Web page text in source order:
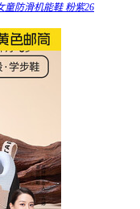
童防滑机能鞋 粉紫26